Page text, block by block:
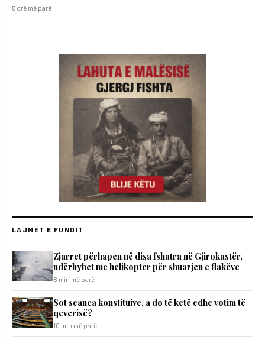
5 orë më parë
LAJMET E FUNDIT
Zjarret përhapen në disa fshatra në Gjirokastër,
ndërhyhet me helikopter për shuarjen e flakëve
8 min më parë
Sot seanca konstituive, a do të ketë edhe votim të
qeverisë?
10 min më parë